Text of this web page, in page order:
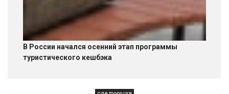
В России начался осенний этап программы
туристического кешбэка